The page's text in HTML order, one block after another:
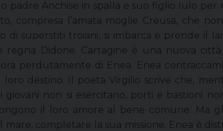
padre Anchise in spalla e suo figlio Iulo
compresa l’amata moglie Creusa, che
superstiti troiani, si imbarca e prende il
regna Didone. Cartagine è una nuova
perdutamente di Enea. Enea
destino. Il poeta Virgilio scrive che,
giovani non si esercitano, porti e bastioni
il loro amore al bene comune. Ma
mare, completare la sua missione. Enea è